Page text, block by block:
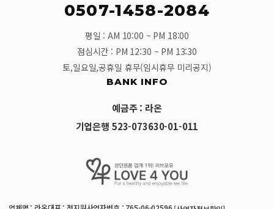
0507-1458-2084
평일 : AM 10:00 ~ PM 18:00
점심시간 : PM 12:30 ~ PM 13:30
토,일요일,공휴일 휴무(임시휴무 미리공지)
BANK INFO
예금주 : 라온
기업은행 523-073630-01-011